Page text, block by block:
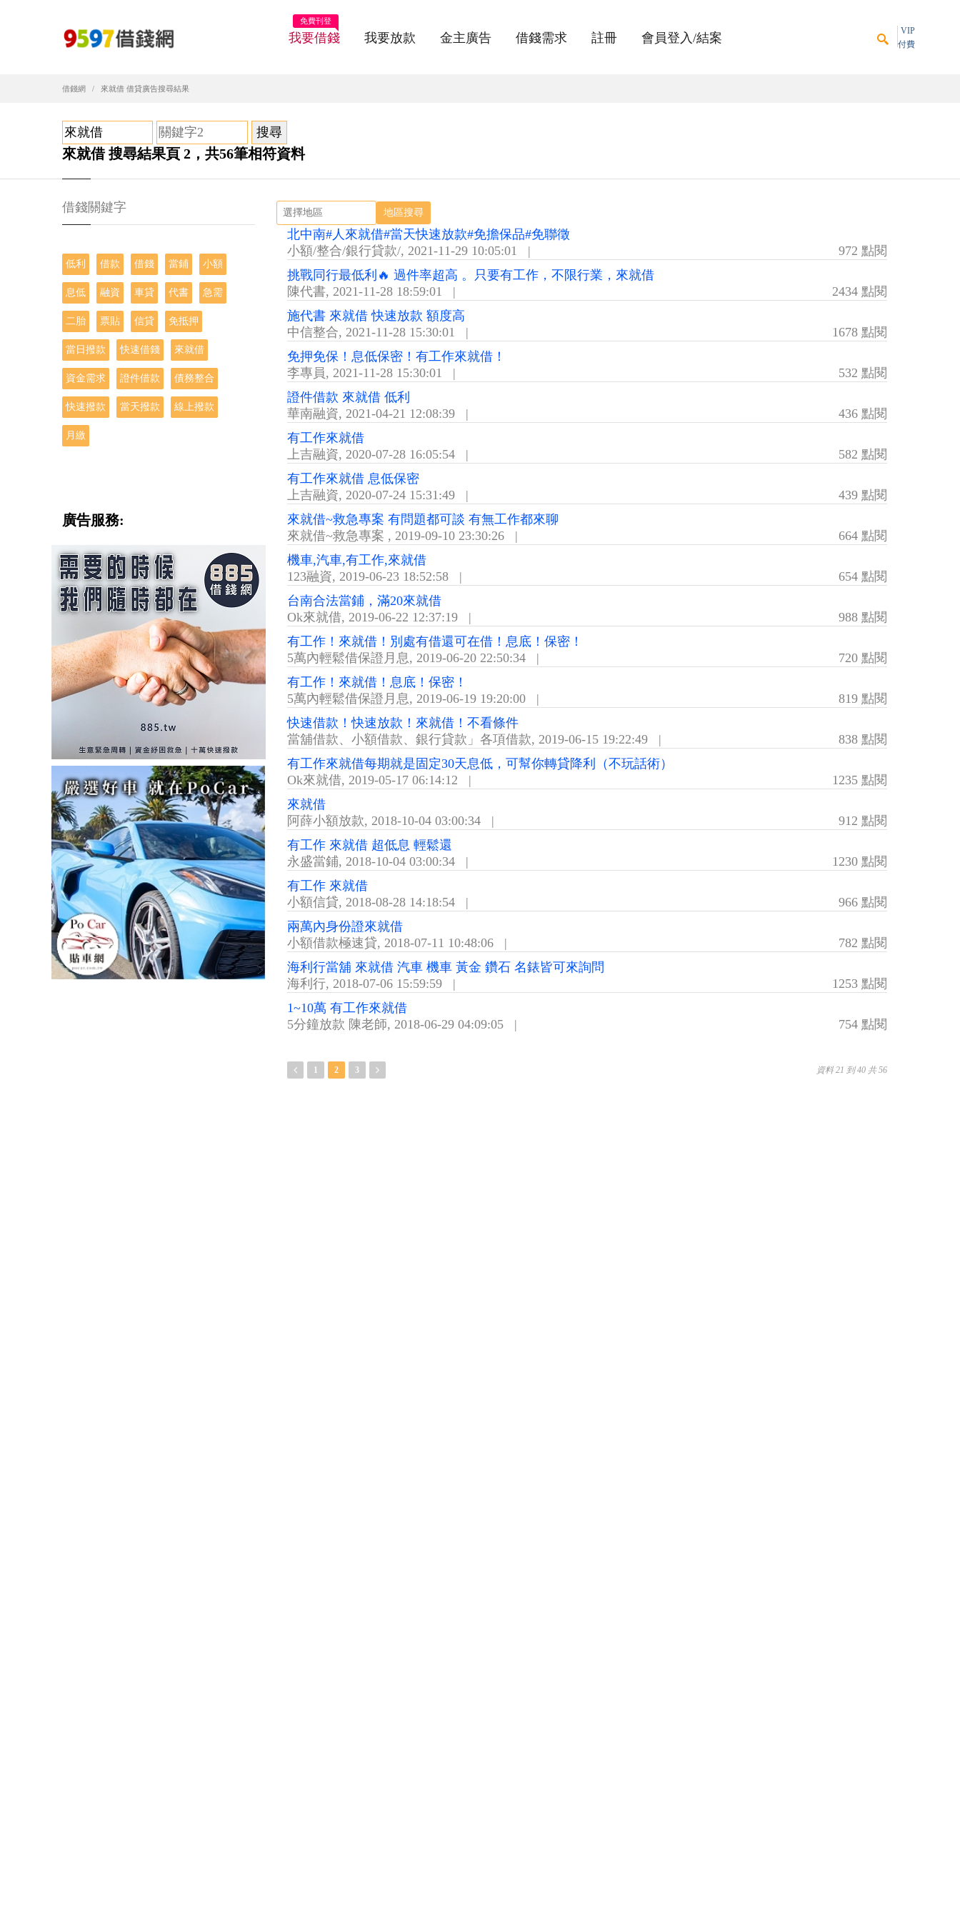
VIP
付費
我要借錢
免費刊登
我要放款 金主廣告 借錢需求 註冊 會員登入/結案
借錢網 來就借 借貸廣告搜尋結果
來就借 搜尋結果頁 2，共56筆相符資料
地區搜尋
北中南#人來就借#當天快速放款#免擔保品#免聯徵
小額/整合/銀行貸款/, 2021-11-29 10:05:01 |
972 點閱
挑戰同行最低利🔥 過件率超高 。只要有工作，不限行業，來就借
陳代書, 2021-11-28 18:59:01 |
2434 點閱
施代書 來就借 快速放款 額度高
中信整合, 2021-11-28 15:30:01 |
1678 點閱
免押免保！息低保密！有工作來就借！
李專員, 2021-11-28 15:30:01 |
532 點閱
證件借款 來就借 低利
華南融資, 2021-04-21 12:08:39 |
436 點閱
有工作來就借
上吉融資, 2020-07-28 16:05:54 |
582 點閱
有工作來就借 息低保密
上吉融資, 2020-07-24 15:31:49 |
439 點閱
來就借~救急專案 有問題都可談 有無工作都來聊
來就借~救急專案 , 2019-09-10 23:30:26 |
664 點閱
機車,汽車,有工作,來就借
123融資, 2019-06-23 18:52:58 |
654 點閱
台南合法當鋪，滿20來就借
Ok來就借, 2019-06-22 12:37:19 |
988 點閱
有工作！來就借！別處有借還可在借！息底！保密！
5萬內輕鬆借保證月息, 2019-06-20 22:50:34 |
720 點閱
有工作！來就借！息底！保密！
5萬內輕鬆借保證月息, 2019-06-19 19:20:00 |
819 點閱
快速借款！快速放款！來就借！不看條件
當舖借款、小額借款、銀行貸款」各項借款, 2019-06-15 19:22:49 |
838 點閱
有工作來就借每期就是固定30天息低，可幫你轉貸降利（不玩話術）
Ok來就借, 2019-05-17 06:14:12 |
1235 點閱
來就借
阿薛小額放款, 2018-10-04 03:00:34 |
912 點閱
有工作 來就借 超低息 輕鬆還
永盛當鋪, 2018-10-04 03:00:34 |
1230 點閱
有工作 來就借
小額信貸, 2018-08-28 14:18:54 |
966 點閱
兩萬內身份證來就借
小額借款極速貸, 2018-07-11 10:48:06 |
782 點閱
海利行當舖 來就借 汽車 機車 黃金 鑽石 名錶皆可來詢問
海利行, 2018-07-06 15:59:59 |
1253 點閱
1~10萬 有工作來就借
5分鐘放款 陳老師, 2018-06-29 04:09:05 | 754 點閱
1 2 3 資料 21 到 40 共 56
借錢關鍵字
低利 借款 借錢 當鋪 小額
息低 融資 車貸 代書 急需
二胎 票貼 信貸 免抵押
當日撥款 快速借錢 來就借
資金需求 證件借款 債務整合
快速撥款 當天撥款 線上撥款
月繳
廣告服務: